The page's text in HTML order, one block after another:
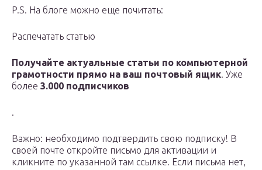
P.S. На блоге можно еще почитать:
Распечатать статью
Получайте актуальные статьи по компьютерной
грамотности прямо на ваш почтовый ящик. Уже
более 3.000 подписчиков
.
Важно: необходимо подтвердить свою подписку! В
своей почте откройте письмо для активации и
кликните по указанной там ссылке. Если письма нет,